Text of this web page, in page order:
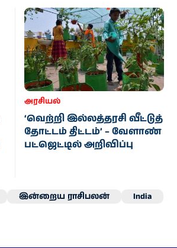
அரசியல்
‘வெற்றி இல்லத்தரசி வீட்டுத்
தோட்டம் திட்டம்’ – வேளாண்
பட்ஜெட்டில் அறிவிப்பு
இன்றைய ராசிபலன்
India